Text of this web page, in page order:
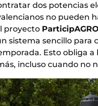
dos potencias
no pueden
proyecto ParticipAGRO
sistema sencillo para
Esto obliga a
incluso cuando no